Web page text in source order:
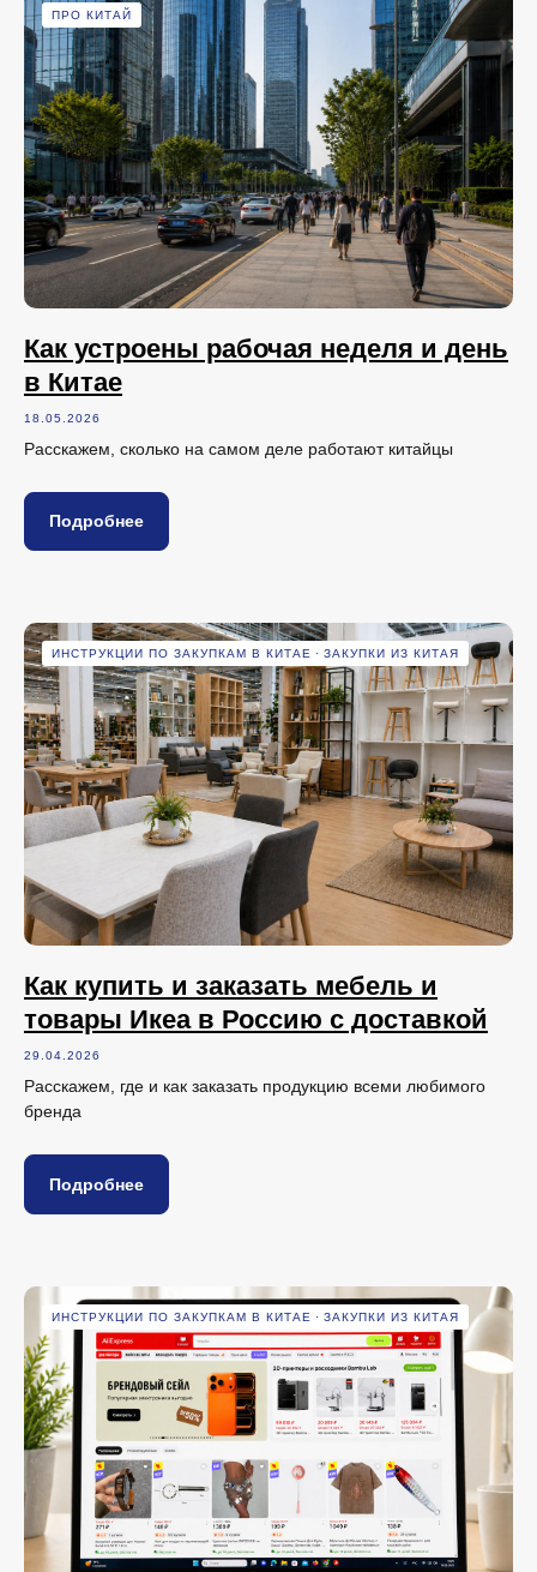
ПРО КИТАЙ
Как устроены рабочая неделя и день
в Китае
18.05.2026
Расскажем, сколько на самом деле работают китайцы
Подробнее
ИНСТРУКЦИИ ПО ЗАКУПКАМ В КИТАЕ ЗАКУПКИ ИЗ КИТАЯ
Как купить и заказать мебель и
товары Икеа в Россию с доставкой
29.04.2026
Расскажем, где и как заказать продукцию всеми любимого
бренда
Подробнее
ИНСТРУКЦИИ ПО ЗАКУПКАМ В КИТАЕ ЗАКУПКИ ИЗ КИТАЯ